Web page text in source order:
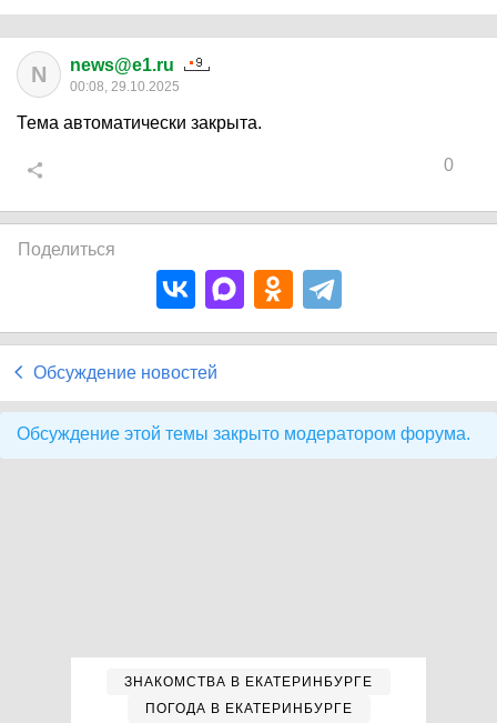
N news@e1.ru
00:08, 29.10.2025
Тема автоматически закрыта.
0
Поделиться
Обсуждение новостей
Обсуждение этой темы закрыто модератором форума.
ЗНАКОМСТВА В ЕКАТЕРИНБУРГЕ
ПОГОДА В ЕКАТЕРИНБУРГЕ